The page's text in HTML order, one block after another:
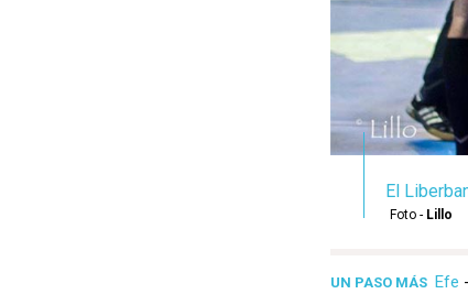
El
Foto - Lillo
UN PASO MÁS Efe -